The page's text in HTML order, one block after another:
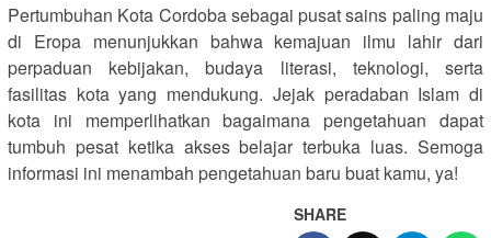
Pertumbuhan Kota Cordoba sebagai pusat sains paling maju
di Eropa menunjukkan bahwa kemajuan ilmu lahir dari
perpaduan kebijakan, budaya literasi, teknologi, serta
fasilitas kota yang mendukung. Jejak peradaban Islam di
kota ini memperlihatkan bagaimana pengetahuan dapat
tumbuh pesat ketika akses belajar terbuka luas. Semoga
informasi ini menambah pengetahuan baru buat kamu, ya!
SHARE